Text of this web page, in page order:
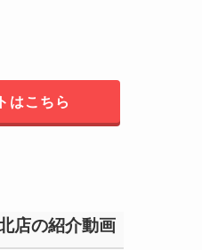
はこちら
店の紹介動画